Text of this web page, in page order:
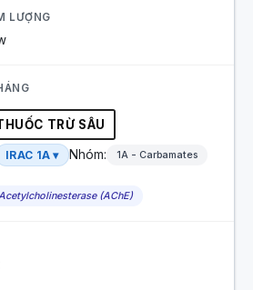
LƯỢNG
TRỪ SÂU
IRAC 1A ▾ Nhóm: 1A - Carbamates
(AChE)